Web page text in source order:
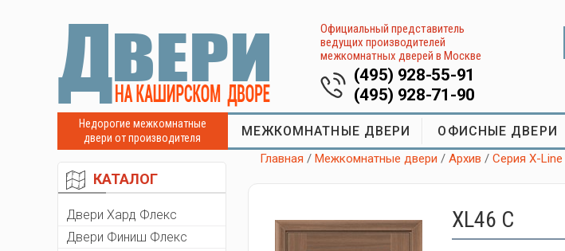
Официальный представитель
ведущих производителей
межкомнатных дверей в Москве
(495) 928-55-91
(495) 928-71-90
Недорогие межкомнатные
двери от производителя
МЕЖКОМНАТНЫЕ ДВЕРИ ОФИСНЫЕ ДВЕРИ
КАТАЛОГ
Двери Хард Флекс
Двери Финиш Флекс
Главная /Межкомнатные двери /Архив /Серия X-Line
XL46 C